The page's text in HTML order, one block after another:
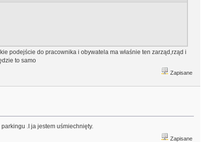
podejście do pracownika i obywatela ma właśnie ten zarząd,rząd i
to samo
Zapisane
.I ja jestem uśmiechnięty.
Zapisane